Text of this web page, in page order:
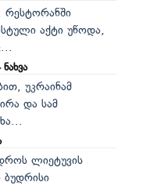
რესტორანში
აქტი უწოდა,
ნახვა
უკრაინამ
და სამ
ლიეტუვის
ბუდრისი